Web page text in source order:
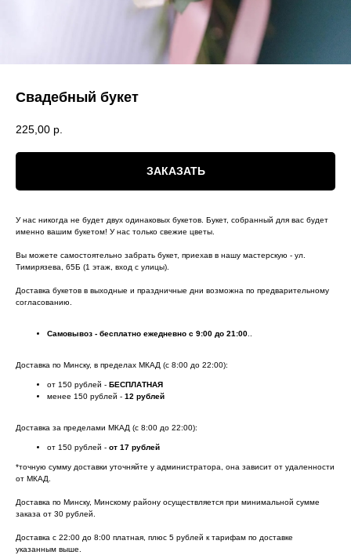
Свадебный букет
225,00 р.
ЗАКАЗАТЬ
У нас никогда не будет двух одинаковых букетов. Букет, собранный для вас будет
именно вашим букетом! У нас только свежие цветы.
Вы можете самостоятельно забрать букет, приехав в нашу мастерскую - ул.
Тимирязева, 65Б (1 этаж, вход с улицы).
Доставка букетов в выходные и праздничные дни возможна по предварительному
согласованию.
Самовывоз - бесплатно ежедневно с 9:00 до 21:00..
Доставка по Минску, в пределах МКАД (с 8:00 до 22:00):
от 150 рублей - БЕСПЛАТНАЯ
менее 150 рублей - 12 рублей
Доставка за пределами МКАД (с 8:00 до 22:00):
от 150 рублей - от 17 рублей
*точную сумму доставки уточняйте у администратора, она зависит от удаленности
от МКАД.
Доставка по Минску, Минскому району осуществляется при минимальной сумме
заказа от 30 рублей.
Доставка с 22:00 до 8:00 платная, плюс 5 рублей к тарифам по доставке
указанным выше.